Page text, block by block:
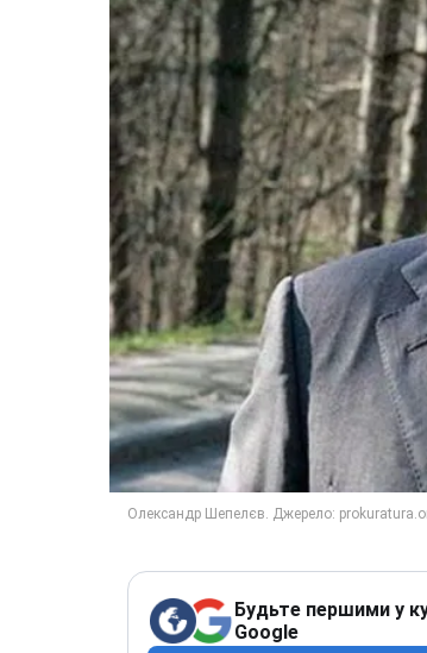
Будьте першими у
Google